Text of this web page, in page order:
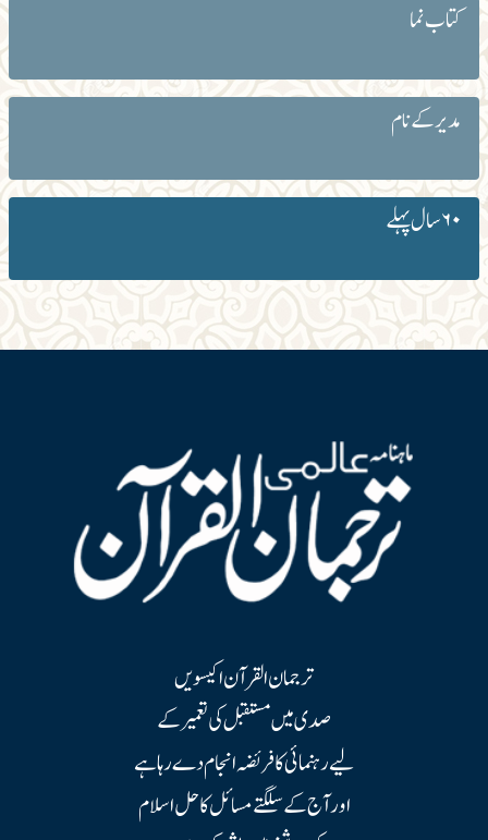
کتاب نما
مدیر کے نام
۶۰ سال پہلے
ترجمان القرآن اکیسویں
صدی میں مستقبل کی تعمیر کے
لیے رہنمائی کا فریضہ انجام دے رہا ہے
اور آج کے سلگتے مسائل کا حل اسلام